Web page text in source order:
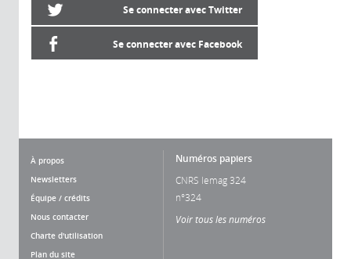
Se connecter avec Twitter
Se connecter avec Facebook
À propos
Newsletters
Équipe / crédits
Nous contacter
Charte d'utilisation
Plan du site
Numéros papiers
CNRS lemag 324
n°324
Voir tous les numéros